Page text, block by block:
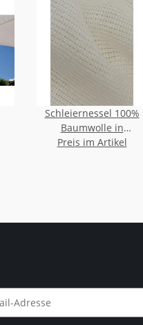
Schleiernessel 100%
Baumwolle in
verschiedenen Farben
Preis im Artikel